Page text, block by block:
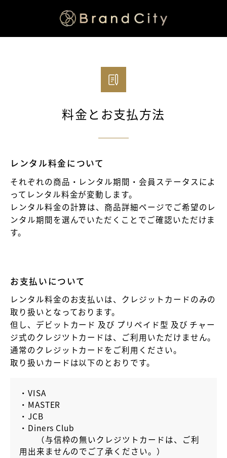
料金とお支払方法
レンタル料金について
それぞれの商品・レンタル期間・会員ステータスによ
ってレンタル料金が変動します。
レンタル料金の計算は、商品詳細ページでご希望のレ
ンタル期間を選んでいただくことでご確認いただけま
す。
お支払いについて
レンタル料金のお支払いは、クレジットカードのみの
取り扱いとなっております。
但し、デビットカード 及び プリペイド型 及び チャー
ジ式のクレジツトカードは、ご利用いただけません。
通常のクレジットカードをご利用ください。
取り扱いカードは以下のとおりです。
・VISA
・MASTER
・JCB
・Diners Club
（与信枠の無いクレジツトカードは、ご利
用出来ませんのでご了承ください。）